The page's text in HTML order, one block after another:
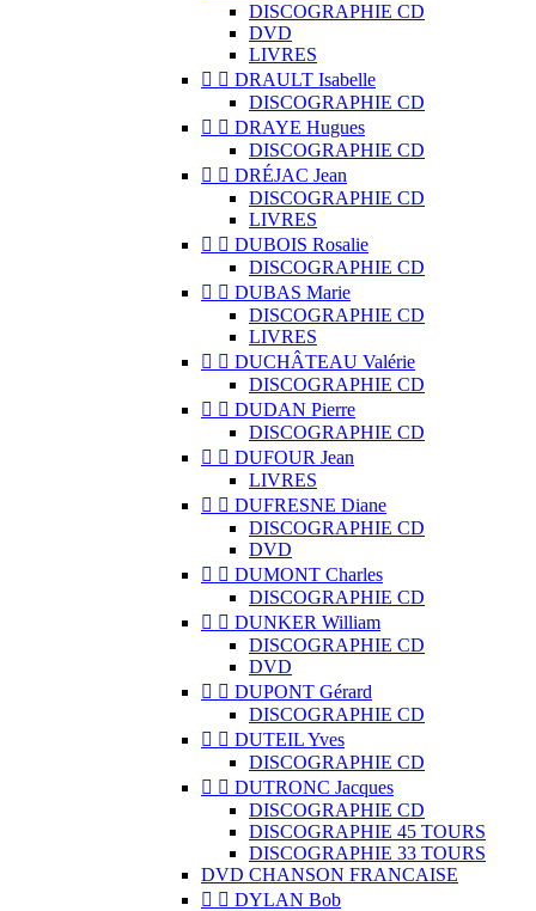
DISCOGRAPHIE CD
DVD
LIVRES
  DRAULT Isabelle
DISCOGRAPHIE CD
  DRAYE Hugues
DISCOGRAPHIE CD
  DRÉJAC Jean
DISCOGRAPHIE CD
LIVRES
  DUBOIS Rosalie
DISCOGRAPHIE CD
  DUBAS Marie
DISCOGRAPHIE CD
LIVRES
  DUCHÂTEAU Valérie
DISCOGRAPHIE CD
  DUDAN Pierre
DISCOGRAPHIE CD
  DUFOUR Jean
LIVRES
  DUFRESNE Diane
DISCOGRAPHIE CD
DVD
  DUMONT Charles
DISCOGRAPHIE CD
  DUNKER William
DISCOGRAPHIE CD
DVD
  DUPONT Gérard
DISCOGRAPHIE CD
  DUTEIL Yves
DISCOGRAPHIE CD
  DUTRONC Jacques
DISCOGRAPHIE CD
DISCOGRAPHIE 45 TOURS
DISCOGRAPHIE 33 TOURS
DVD CHANSON FRANCAISE
  DYLAN Bob